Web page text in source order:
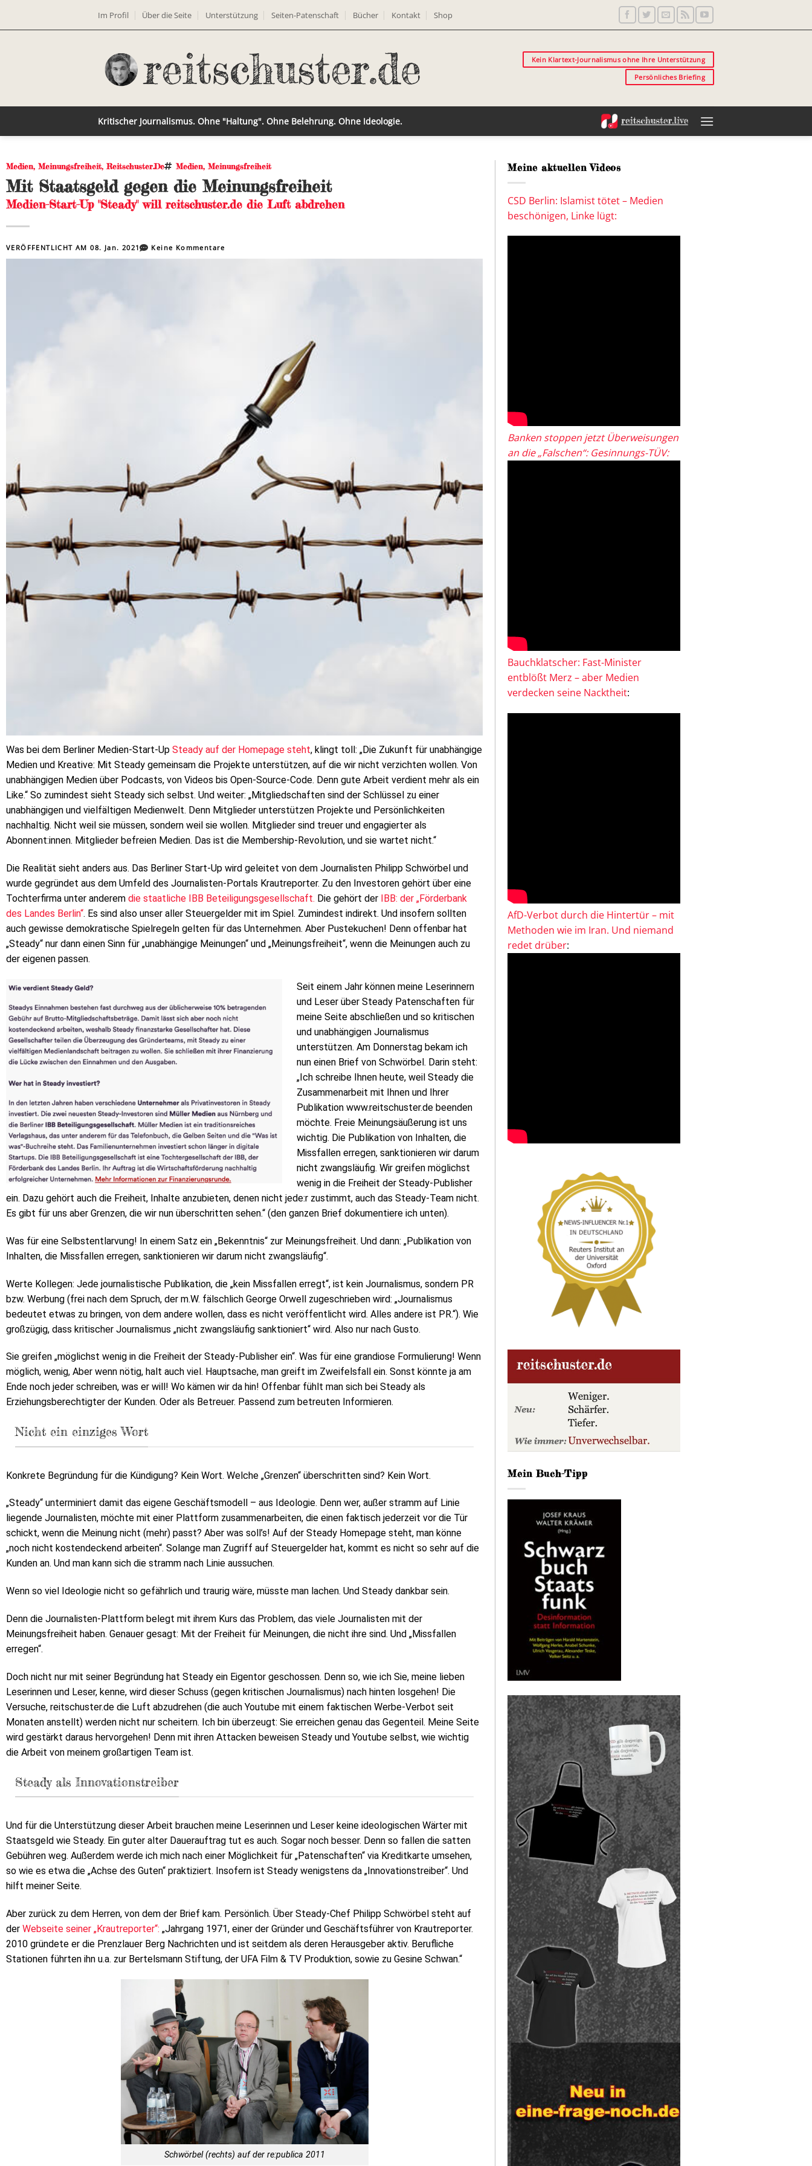
Im Profil Über die Seite Unterstützung Seiten-Patenschaft Bücher Kontakt Shop
Kein Klartext-Journalismus ohne Ihre Unterstützung
Persönliches Briefing
Kritischer Journalismus. Ohne "Haltung". Ohne Belehrung. Ohne Ideologie.
Medien, Meinungsfreiheit, Reitschuster.de Medien, Meinungsfreiheit
Mit Staatsgeld gegen die Meinungsfreiheit
Medien-Start-Up "Steady" will reitschuster.de die Luft abdrehen
VERÖFFENTLICHT AM08. Jan. 2021 Keine Kommentare
Was bei dem Berliner Medien-Start-Up Steady auf der Homepage steht, klingt toll: „Die Zukunft für unabhängige
Medien und Kreative: Mit Steady gemeinsam die Projekte unterstützen, auf die wir nicht verzichten wollen. Von
unabhängigen Medien über Podcasts, von Videos bis Open-Source-Code. Denn gute Arbeit verdient mehr als ein
Like.“ So zumindest sieht Steady sich selbst. Und weiter: „Mitgliedschaften sind der Schlüssel zu einer
unabhängigen und vielfältigen Medienwelt. Denn Mitglieder unterstützen Projekte und Persönlichkeiten
nachhaltig. Nicht weil sie müssen, sondern weil sie wollen. Mitglieder sind treuer und engagierter als
Abonnent:innen. Mitglieder befreien Medien. Das ist die Membership-Revolution, und sie wartet nicht.“
Die Realität sieht anders aus. Das Berliner Start-Up wird geleitet von dem Journalisten Philipp Schwörbel und
wurde gegründet aus dem Umfeld des Journalisten-Portals Krautreporter. Zu den Investoren gehört über eine
Tochterfirma unter anderem die staatliche IBB Beteiligungsgesellschaft. Die gehört der
IBB: der „Förderbank
des Landes Berlin“. Es sind also unser aller Steuergelder mit im Spiel. Zumindest indirekt. Und insofern sollten
auch gewisse demokratische Spielregeln gelten für das Unternehmen. Aber Pustekuchen! Denn offenbar hat
„Steady“ nur dann einen Sinn für „unabhängige Meinungen“ und „Meinungsfreiheit“, wenn die Meinungen auch zu
der eigenen passen.
Seit einem Jahr können meine Leserinnern
und Leser über Steady Patenschaften für
meine Seite abschließen und so kritischen
und unabhängigen Journalismus
unterstützen. Am Donnerstag bekam ich
nun einen Brief von Schwörbel. Darin steht:
„Ich schreibe Ihnen heute, weil Steady die
Zusammenarbeit mit Ihnen und Ihrer
Publikation www.reitschuster.de beenden
möchte. Freie Meinungsäußerung ist uns
wichtig. Die Publikation von Inhalten, die
Missfallen erregen, sanktionieren wir darum
nicht zwangsläufig. Wir greifen möglichst
wenig in die Freiheit der Steady-Publisher
ein. Dazu gehört auch die Freiheit, Inhalte anzubieten, denen nicht jede:r zustimmt, auch das Steady-Team nicht.
Es gibt für uns aber Grenzen, die wir nun überschritten sehen.“ (den ganzen Brief dokumentiere ich unten).
Was für eine Selbstentlarvung! In einem Satz ein „Bekenntnis“ zur Meinungsfreiheit. Und dann: „Publikation von
Inhalten, die Missfallen erregen, sanktionieren wir darum nicht zwangsläufig“.
Werte Kollegen: Jede journalistische Publikation, die „kein Missfallen erregt“, ist kein Journalismus, sondern PR
bzw. Werbung (frei nach dem Spruch, der m.W. fälschlich George Orwell zugeschrieben wird: „Journalismus
bedeutet etwas zu bringen, von dem andere wollen, dass es nicht veröffentlicht wird. Alles andere ist PR.“). Wie
großzügig, dass kritischer Journalismus „nicht zwangsläufig sanktioniert“ wird. Also nur nach Gusto.
Sie greifen „möglichst wenig in die Freiheit der Steady-Publisher ein“. Was für eine grandiose Formulierung! Wenn
möglich, wenig, Aber wenn nötig, halt auch viel. Hauptsache, man greift im Zweifelsfall ein. Sonst könnte ja am
Ende noch jeder schreiben, was er will! Wo kämen wir da hin! Offenbar fühlt man sich bei Steady als
Erziehungsberechtigter der Kunden. Oder als Betreuer. Passend zum betreuten Informieren.
Nicht ein einziges Wort
Konkrete Begründung für die Kündigung? Kein Wort. Welche „Grenzen“ überschritten sind? Kein Wort.
„Steady“ unterminiert damit das eigene Geschäftsmodell – aus Ideologie. Denn wer, außer stramm auf Linie
liegende Journalisten, möchte mit einer Plattform zusammenarbeiten, die einen faktisch jederzeit vor die Tür
schickt, wenn die Meinung nicht (mehr) passt? Aber was soll’s! Auf der Steady Homepage steht, man könne
„noch nicht kostendeckend arbeiten“. Solange man Zugriff auf Steuergelder hat, kommt es nicht so sehr auf die
Kunden an. Und man kann sich die stramm nach Linie aussuchen.
Wenn so viel Ideologie nicht so gefährlich und traurig wäre, müsste man lachen. Und Steady dankbar sein.
Denn die Journalisten-Plattform belegt mit ihrem Kurs das Problem, das viele Journalisten mit der
Meinungsfreiheit haben. Genauer gesagt: Mit der Freiheit für Meinungen, die nicht ihre sind. Und „Missfallen
erregen“.
Doch nicht nur mit seiner Begründung hat Steady ein Eigentor geschossen. Denn so, wie ich Sie, meine lieben
Leserinnen und Leser, kenne, wird dieser Schuss (gegen kritischen Journalismus) nach hinten losgehen! Die
Versuche, reitschuster.de die Luft abzudrehen (die auch Youtube mit einem faktischen Werbe-Verbot seit
Monaten anstellt) werden nicht nur scheitern. Ich bin überzeugt: Sie erreichen genau das Gegenteil. Meine Seite
wird gestärkt daraus hervorgehen! Denn mit ihren Attacken beweisen Steady und Youtube selbst, wie wichtig
die Arbeit von meinem großartigen Team ist.
Steady als Innovationstreiber
Und für die Unterstützung dieser Arbeit brauchen meine Leserinnen und Leser keine ideologischen Wärter mit
Staatsgeld wie Steady. Ein guter alter Dauerauftrag tut es auch. Sogar noch besser. Denn so fallen die satten
Gebühren weg. Außerdem werde ich mich nach einer Möglichkeit für „Patenschaften“ via Kreditkarte umsehen,
so wie es etwa die „Achse des Guten“ praktiziert. Insofern ist Steady wenigstens da „Innovationstreiber“. Und
hilft meiner Seite.
Aber zurück zu dem Herren, von dem der Brief kam. Persönlich. Über Steady-Chef Philipp Schwörbel steht auf
der Webseite seiner „Krautreporter“: „Jahrgang 1971, einer der Gründer und Geschäftsführer von Krautreporter.
2010 gründete er die Prenzlauer Berg Nachrichten und ist seitdem als deren Herausgeber aktiv. Berufliche
Stationen führten ihn u.a. zur Bertelsmann Stiftung, der UFA Film & TV Produktion, sowie zu Gesine Schwan.“
Schwörbel (rechts) auf der re:publica 2011
Meine aktuellen Videos
CSD Berlin: Islamist tötet – Medien
beschönigen, Linke lügt:
Banken stoppen jetzt Überweisungen
an die „Falschen“: Gesinnungs-TÜV:
Bauchklatscher: Fast-Minister
entblößt Merz – aber Medien
verdecken seine Nacktheit:
AfD-Verbot durch die Hintertür – mit
Methoden wie im Iran. Und niemand
redet drüber:
Mein Buch-Tipp